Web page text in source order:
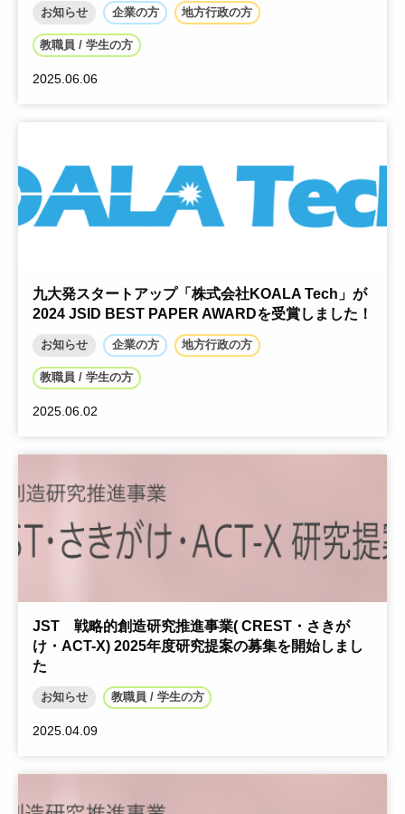
お知らせ 企業の方 地方行政の方
教職員 / 学生の方
2025.06.06
九大発スタートアップ「株式会社KOALA Tech」が
2024 JSID BEST PAPER AWARDを受賞しました！
お知らせ 企業の方 地方行政の方
教職員 / 学生の方
2025.06.02
JST 戦略的創造研究推進事業( CREST・さきが
け・ACT-X) 2025年度研究提案の募集を開始しまし
た
お知らせ 教職員 / 学生の方
2025.04.09